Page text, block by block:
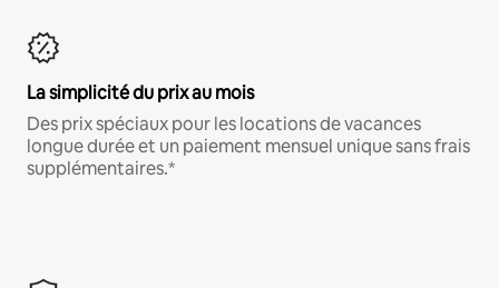
La simplicité du prix au mois
Des prix spéciaux pour les locations de vacances
longue durée et un paiement mensuel unique sans frais
supplémentaires.*